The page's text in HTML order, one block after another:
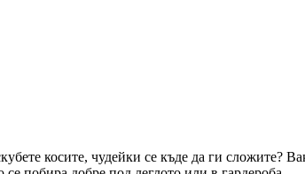
косите, чудейки се къде да ги сложите?